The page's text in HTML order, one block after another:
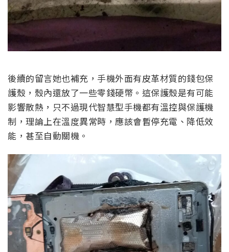
後續的留言她也補充，手機外面有皮革材質的錢包保
護殼，殼內還放了一些零錢硬幣。這保護殼是有可能
影響散熱，只不過現代智慧型手機都有溫控與保護機
制，理論上在溫度異常時，應該會暫停充電、降低效
能，甚至自動關機。